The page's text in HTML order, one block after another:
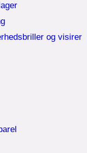
og visirer